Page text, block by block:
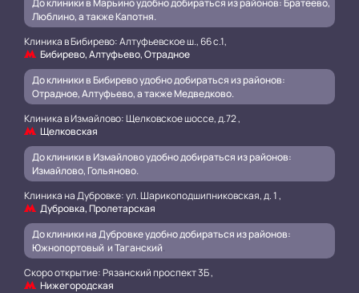
До клиники в Марьино удобно добираться из районов: Братеево,
Люблино, а также Капотня.
Клиника в Бибирево: Алтуфьевское ш., 66 с.1,
Бибирево, Алтуфьево, Отрадное
До клиники в Бибирево удобно добираться из районов:
Отрадное, Алтуфьево, а также Медведково.
Клиника в Измайлово: Щелковское шоссе, д.72 ,
Щелковская
До клиники в Измайлово удобно добираться из районов:
Измайлово, Гольяново.
Клиника на Дубровке: ул. Шарикоподшипниковская, д. 1 ,
Дубровка, Пролетарская
До клиники на Дубровке удобно добираться из районов:
Южнопортовый и Таганский.
Скоро открытие: Рязанский проспект 3Б ,
Нижегородская